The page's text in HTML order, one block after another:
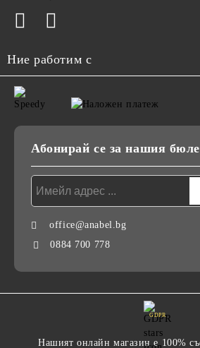
Ние работим с
Абонирай се за нашия
office@anabel.bg
0884 700 778
GDPR
Нашият онлайн магазин е 100%